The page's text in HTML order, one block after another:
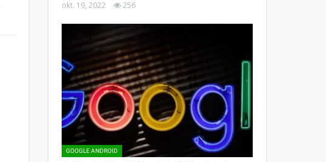
okt. 19, 2022 256
GOOGLE ANDROID